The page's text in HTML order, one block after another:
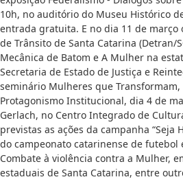
10h, no auditório do Museu Histórico
entrada gratuita. E no dia 11 de março
de Trânsito de Santa Catarina (Detran/
Mecânica de Batom e A Mulher na
Secretaria de Estado de Justiça e
seminário Mulheres que
Protagonismo Institucional, dia 4 de
Gerlach, no Centro Integrado de
previstas as ações da campanha “Seja
do campeonato catarinense de futebol
Combate à violência contra a Mulher,
estaduais de Santa Catarina, entre